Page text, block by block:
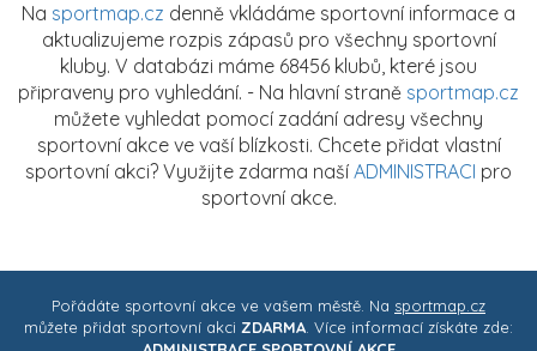
Na sportmap.cz denně vkládáme sportovní informace a
aktualizujeme rozpis zápasů pro všechny sportovní
kluby. V databázi máme 68456 klubů, které jsou
připraveny pro vyhledání. - Na hlavní straně sportmap.cz
můžete vyhledat pomocí zadání adresy všechny
sportovní akce ve vaší blízkosti. Chcete přidat vlastní
sportovní akci? Využijte zdarma naší ADMINISTRACI pro
sportovní akce.
Pořádáte sportovní akce ve vašem městě. Na sportmap.cz
můžete přidat sportovní akci ZDARMA . Více informací získáte zde: